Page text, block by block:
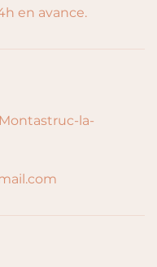
en avance.
la-